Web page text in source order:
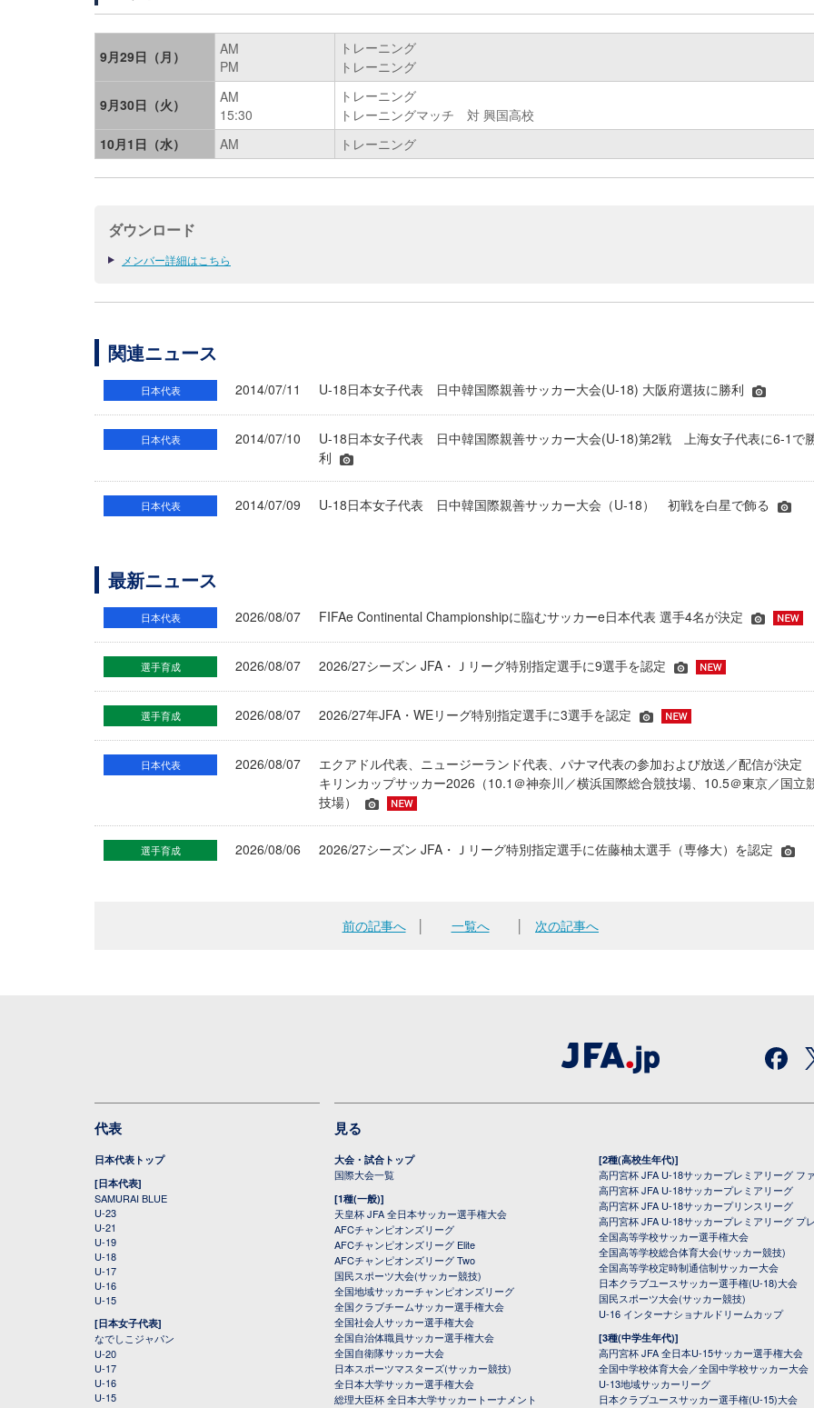
9月29日（月）
AM
PM
トレーニング
トレーニング
9月30日（火）
AM
15:30
トレーニング
トレーニングマッチ 対 興国高校
10月1日（水）
AM トレーニング
ダウンロード
メンバー詳細はこちら
関連ニュース
日本代表 2014/07/11 U-18日本女子代表 日中韓国際親善サッカー大会(U-18) 大阪府選抜に勝利
日本代表 2014/07/10
U-18日本女子代表 日中韓国際親善サッカー大会(U-18)第2戦 上海女子代表に6-1で
利
日本代表 2014/07/09 U-18日本女子代表 日中韓国際親善サッカー大会（U-18） 初戦を白星で飾る
最新ニュース
日本代表 2026/08/07 FIFAe Continental Championshipに臨むサッカーe日本代表 選手4名が決定
選手育成 2026/08/07 2026/27シーズン JFA・Ｊリーグ特別指定選手に9選手を認定
選手育成 2026/08/07 2026/27年JFA・WEリーグ特別指定選手に3選手を認定
日本代表 2026/08/07
エクアドル代表、ニュージーランド代表、パナマ代表の参加および放送／配信が決定
キリンカップサッカー2026（10.1＠神奈川／横浜国際総合競技場、10.5＠東京／国立
技場）
選手育成 2026/08/06 2026/27シーズン JFA・Ｊリーグ特別指定選手に佐藤柚太選手（専修大）を認定
前の記事へ│ 一覧へ 次の記事へ
代表
日本代表トップ
[日本代表]
SAMURAI BLUE
U-23
U-21
U-19
U-18
U-17
U-16
U-15
[日本女子代表]
なでしこジャパン
U-20
U-17
U-16
U-15
見る
大会・試合トップ
国際大会一覧
[1種(一般)]
天皇杯 JFA 全日本サッカー選手権大会
AFCチャンピオンズリーグ
AFCチャンピオンズリーグ Elite
AFCチャンピオンズリーグ Two
国民スポーツ大会(サッカー競技)
全国地域サッカーチャンピオンズリーグ
全国クラブチームサッカー選手権大会
全国社会人サッカー選手権大会
全国自治体職員サッカー選手権大会
全国自衛隊サッカー大会
日本スポーツマスターズ(サッカー競技)
全日本大学サッカー選手権大会
総理大臣杯 全日本大学サッカートーナメント
[2種(高校生年代)]
高円宮杯 JFA U-18サッカープレミアリーグ フ
高円宮杯 JFA U-18サッカープレミアリーグ
高円宮杯 JFA U-18サッカープリンスリーグ
高円宮杯 JFA U-18サッカープレミアリーグ プ
全国高等学校サッカー選手権大会
全国高等学校総合体育大会(サッカー競技)
全国高等学校定時制通信制サッカー大会
日本クラブユースサッカー選手権(U-18)大会
国民スポーツ大会(サッカー競技)
U-16 インターナショナルドリームカップ
[3種(中学生年代)]
高円宮杯 JFA 全日本U-15サッカー選手権大会
全国中学校体育大会／全国中学校サッカー大会
U-13地域サッカーリーグ
日本クラブユースサッカー選手権(U-15)大会